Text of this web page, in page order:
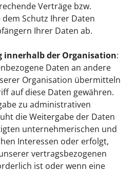
Verträge bzw.
Schutz Ihrer Daten
Ihrer Daten ab.
der Organisation:
Daten an andere
Organisation übermitteln
auf diese Daten gewähren.
zu administrativen
die Weitergabe der Daten
unternehmerischen und
Interessen oder erfolgt,
vertragsbezogenen
ist oder wenn eine